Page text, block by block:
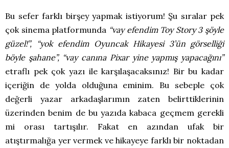
Bu sefer farklı birşey yapmak istiyorum! Şu sıralar pek
çok sinema platformunda “vay efendim Toy Story 3 şöyle
güzel!”, “yok efendim Oyuncak Hikayesi 3’ün görselliği
böyle şahane”, “vay canına Pixar yine yapmış yapacağını”
etraflı pek çok yazı ile karşılaşacaksınız! Bir bu kadar
içeriğin de yolda olduğuna eminim. Bu sebeple çok
değerli yazar arkadaşlarımın zaten belirttiklerinin
üzerinden benim de bu yazıda kabaca geçmem gerekli
mi orası tartışılır. Fakat en azından ufak bir
atıştırmalığa yer vermek ve hikayeye farklı bir noktadan